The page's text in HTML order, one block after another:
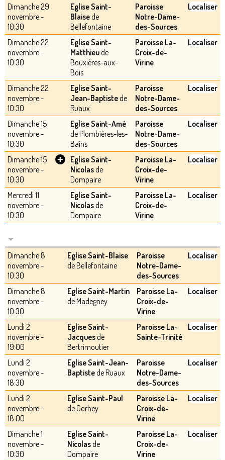
Dimanche 29
novembre -
10:30
Eglise Saint-
Blaisede
Bellefontaine
Paroisse
Notre-Dame-
des-Sources
Localiser
Dimanche 22
novembre -
10:30
Eglise Saint-
Matthieude
Bouxières-aux-
Bois
Paroisse La-
Croix-de-
Virine
Localiser
Dimanche 22
novembre -
10:30
Eglise Saint-
Jean-Baptistede
Ruaux
Paroisse
Notre-Dame-
des-Sources
Localiser
Dimanche 15
novembre -
10:30
Eglise Saint-Amé
de Plombières-les-
Bains
Paroisse
Notre-Dame-
des-Sources
Localiser
Dimanche 15
novembre -
10:30
+
Eglise Saint-
Nicolasde
Dompaire
Paroisse La-
Croix-de-
Virine
Localiser
Mercredi 11
novembre -
10:30
Eglise Saint-
Nicolasde
Dompaire
Paroisse La-
Croix-de-
Virine
Localiser
Dimanche 8
novembre -
10:30
Eglise Saint-Blaise
de Bellefontaine
Paroisse
Notre-Dame-
des-Sources
Localiser
Dimanche 8
novembre -
10:30
Eglise Saint-Martin
de Madegney
Paroisse La-
Croix-de-
Virine
Localiser
Lundi 2
novembre -
19:00
Eglise Saint-
Jacquesde
Bertrimoutier
Paroisse La-
Sainte-Trinité
Localiser
Lundi 2
novembre -
18:30
Eglise Saint-Jean-
Baptistede Ruaux
Paroisse
Notre-Dame-
des-Sources
Localiser
Lundi 2
novembre -
18:00
Eglise Saint-Paul
de Gorhey
Paroisse La-
Croix-de-
Virine
Localiser
Dimanche 1
novembre -
10:30
Eglise Saint-
Nicolasde
Dompaire
Paroisse La-
Croix-de-
Virine
Localiser